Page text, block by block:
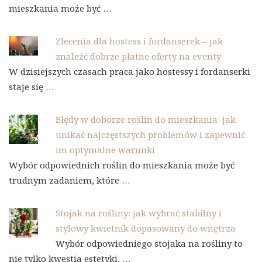
mieszkania może być …
Zlecenia dla hostess i fordanserek – jak
znaleźć dobrze płatne oferty na eventy
W dzisiejszych czasach praca jako hostessy i fordanserki
staje się …
Błędy w doborze roślin do mieszkania: jak
unikać najczęstszych problemów i zapewnić
im optymalne warunki
Wybór odpowiednich roślin do mieszkania może być
trudnym zadaniem, które …
Stojak na rośliny: jak wybrać stabilny i
stylowy kwietnik dopasowany do wnętrza
Wybór odpowiedniego stojaka na rośliny to
nie tylko kwestia estetyki, …